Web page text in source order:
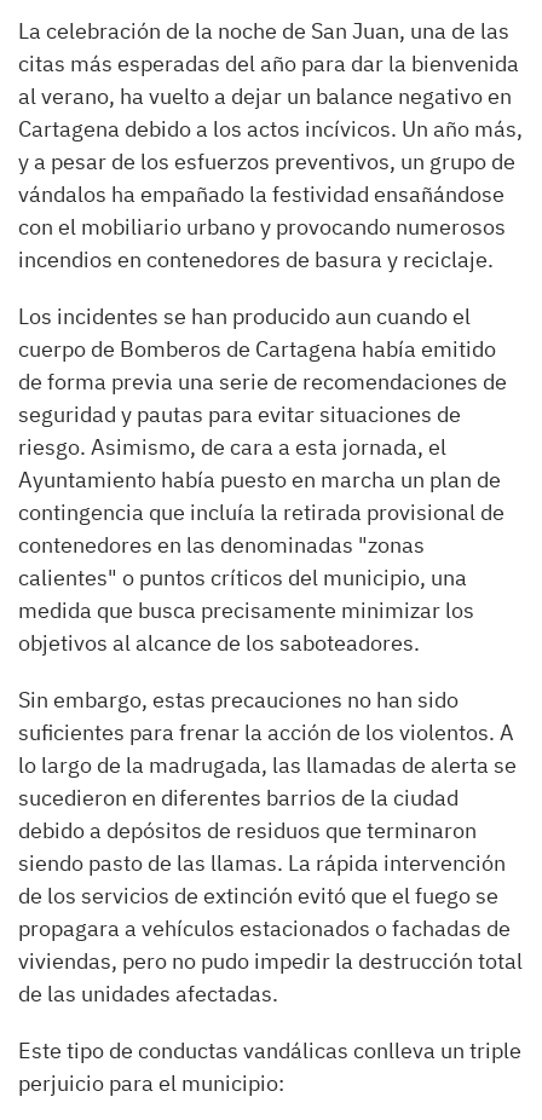
La celebración de la noche de San Juan, una de las
citas más esperadas del año para dar la bienvenida
al verano, ha vuelto a dejar un balance negativo en
Cartagena debido a los actos incívicos. Un año más,
y a pesar de los esfuerzos preventivos, un grupo de
vándalos ha empañado la festividad ensañándose
con el mobiliario urbano y provocando numerosos
incendios en contenedores de basura y reciclaje.
Los incidentes se han producido aun cuando el
cuerpo de Bomberos de Cartagena había emitido
de forma previa una serie de recomendaciones de
seguridad y pautas para evitar situaciones de
riesgo. Asimismo, de cara a esta jornada, el
Ayuntamiento había puesto en marcha un plan de
contingencia que incluía la retirada provisional de
contenedores en las denominadas "zonas
calientes" o puntos críticos del municipio, una
medida que busca precisamente minimizar los
objetivos al alcance de los saboteadores.
Sin embargo, estas precauciones no han sido
suficientes para frenar la acción de los violentos. A
lo largo de la madrugada, las llamadas de alerta se
sucedieron en diferentes barrios de la ciudad
debido a depósitos de residuos que terminaron
siendo pasto de las llamas. La rápida intervención
de los servicios de extinción evitó que el fuego se
propagara a vehículos estacionados o fachadas de
viviendas, pero no pudo impedir la destrucción total
de las unidades afectadas.
Este tipo de conductas vandálicas conlleva un triple
perjuicio para el municipio: